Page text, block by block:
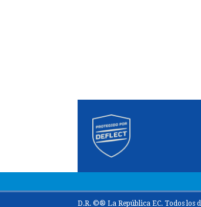
D.R. ©® La República EC. Todos los